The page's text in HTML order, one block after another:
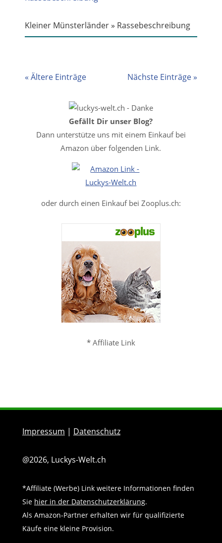
Kleiner Münsterländer » Rassebeschreibung
« Ältere Einträge Nächste Einträge »
Gefällt Dir unser Blog?
Dann unterstütze uns mit einem Einkauf bei
Amazon über folgenden Link.
oder durch einen Einkauf bei Zooplus.ch:
* Affiliate Link
Impressum | Datenschutz
@2026, Luckys-Welt.ch
*Affiliate (Werbe) Link weitere Informationen finden
Sie hier in der Datenschutzerklärung.
Als Amazon-Partner erhalten wir für qualifizierte
Käufe eine kleine Provision.